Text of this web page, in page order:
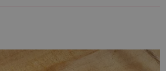
na prezenty dla drugiej
kolorystyce sprawdzi się w roli
zarówno dla kobiet jak i dla